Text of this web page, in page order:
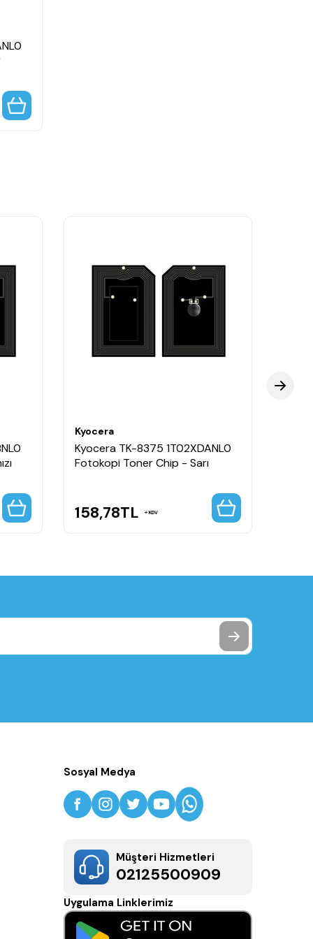
Kyocera
Kyocera TK-8375 1T02XDANL0
Fotokopi Toner Chip - Sarı
158,78TL KDV
Sosyal Medya
Müşteri Hizmetleri
02125500909
Uygulama Linklerimiz